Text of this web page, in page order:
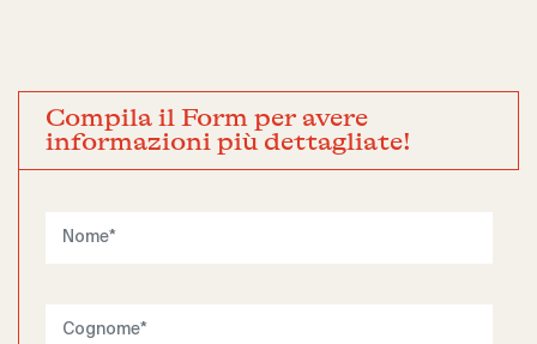
Compila il Form per avere
informazioni più dettagliate!